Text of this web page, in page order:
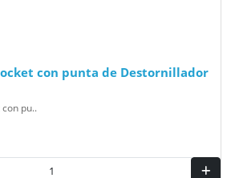
con punta de Destornillador
con pu..